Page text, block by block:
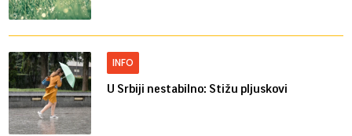
INFO
U Srbiji nestabilno: Stižu pljuskovi